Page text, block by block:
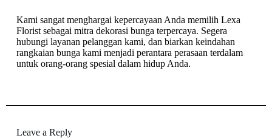
Kami sangat menghargai kepercayaan Anda memilih Lexa
Florist sebagai mitra dekorasi bunga terpercaya. Segera
hubungi layanan pelanggan kami, dan biarkan keindahan
rangkaian bunga kami menjadi perantara perasaan terdalam
untuk orang-orang spesial dalam hidup Anda.
Leave a Reply